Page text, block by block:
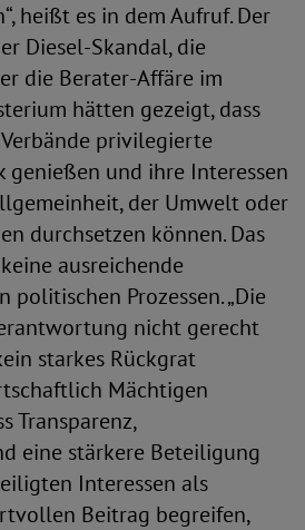
heißt es in dem Aufruf. Der
Diesel-Skandal, die
die Berater-Affäre im
hätten gezeigt, dass
privilegierte
genießen und ihre Interessen
der Umwelt oder
durchsetzen können. Das
ausreichende
politischen Prozessen. „Die
nicht gerecht
starkes Rückgrat
Mächtigen
Transparenz,
eine stärkere Beteiligung
Interessen als
Beitrag begreifen,